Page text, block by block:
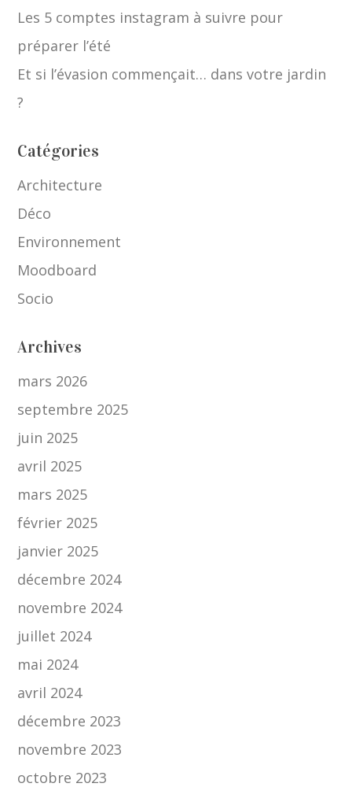
Les 5 comptes instagram à suivre pour
préparer l’été
Et si l’évasion commençait… dans votre jardin
?
Catégories
Architecture
Déco
Environnement
Moodboard
Socio
Archives
mars 2026
septembre 2025
juin 2025
avril 2025
mars 2025
février 2025
janvier 2025
décembre 2024
novembre 2024
juillet 2024
mai 2024
avril 2024
décembre 2023
novembre 2023
octobre 2023